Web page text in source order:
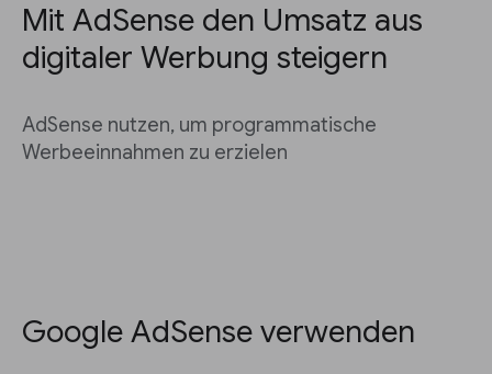
Mit AdSense den Umsatz aus
digitaler Werbung steigern
AdSense nutzen, um programmatische
Werbeeinnahmen zu erzielen
Google AdSense verwenden